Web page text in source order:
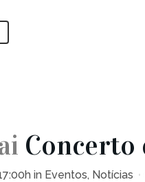
Concerto
in Eventos, Notícias